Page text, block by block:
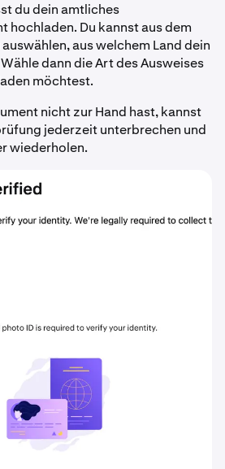
du dein amtliches
hochladen. Du kannst aus dem
aus welchem Land dein
dann die Art des Ausweises
möchtest.
nicht zur Hand hast, kannst
jederzeit unterbrechen und
wiederholen.